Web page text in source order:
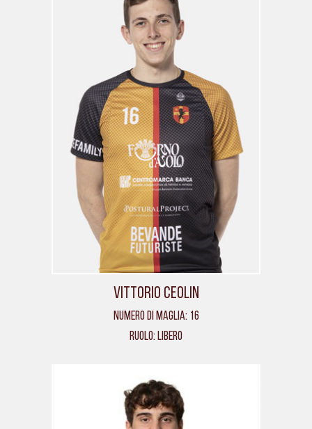
Vittorio Ceolin
Numero di maglia: 16
Ruolo: Libero